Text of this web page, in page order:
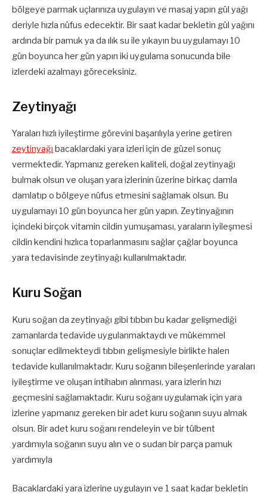
bölgeye parmak uçlarınıza uygulayın ve masaj yapın gül yağı
deriyle hızla nüfus edecektir. Bir saat kadar bekletin gül yağını
ardında bir pamuk ya da ılık su ile yıkayın bu uygulamayı 10
gün boyunca her gün yapın iki uygulama sonucunda bile
izlerdeki azalmayı göreceksiniz.
Zeytinyağı
Yaraları hızlı iyileştirme görevini başarılıyla yerine getiren
zeytinyağı bacaklardaki yara izleri için de güzel sonuç
vermektedir. Yapmanız gereken kaliteli, doğal zeytinyağı
bulmak olsun ve oluşan yara izlerinin üzerine birkaç damla
damlatıp o bölgeye nüfus etmesini sağlamak olsun. Bu
uygulamayı 10 gün boyunca her gün yapın. Zeytinyağının
içindeki birçok vitamin cildin yumuşaması, yaraların iyileşmesi
cildin kendini hızlıca toparlanmasını sağlar çağlar boyunca
yara tedavisinde zeytinyağı kullanılmaktadır.
Kuru Soğan
Kuru soğan da zeytinyağı gibi tıbbın bu kadar gelişmediği
zamanlarda tedavide uygulanmaktaydı ve mükemmel
sonuçlar edilmekteydi tıbbın gelişmesiyle birlikte halen
tedavide kullanılmaktadır. Kuru soğanın bileşenlerinde yaraları
iyileştirme ve oluşan intihabın alınması, yara izlerin hızı
geçmesini sağlamaktadır. Kuru soğanı uygulamak için yara
izlerine yapmanız gereken bir adet kuru soğanın suyu almak
olsun. Bir adet kuru soğanı rendeleyin ve bir tülbent
yardımıyla soğanın suyu alın ve o sudan bir parça pamuk
yardımıyla
Bacaklardaki yara izlerine uygulayın ve 1 saat kadar bekletin